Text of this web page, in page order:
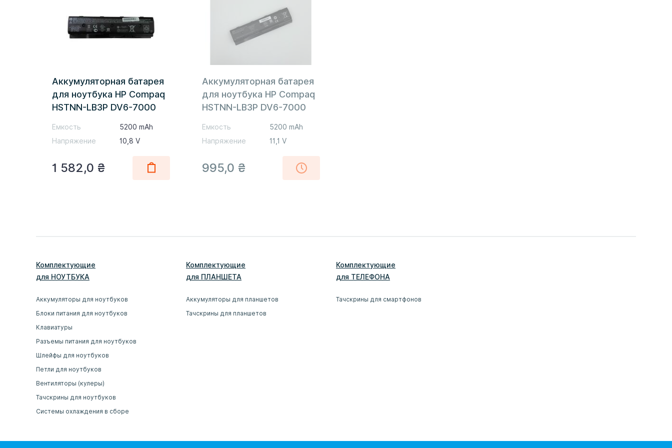
Аккумуляторная батарея
для ноутбука HP Compaq
HSTNN-LB3P DV6-7000
Емкость
5200 mAh
Напряжение
10,8 V
1 582,0 ₴
Аккумуляторная батарея
для ноутбука HP Compaq
HSTNN-LB3P DV6-7000
Емкость
5200 mAh
Напряжение
11,1 V
995,0 ₴
Комплектующие
для НОУТБУКА
Аккумуляторы для ноутбуков
Блоки питания для ноутбуков
Клавиатуры
Разъемы питания для ноутбуков
Шлейфы для ноутбуков
Петли для ноутбуков
Вентиляторы (кулеры)
Тачскрины для ноутбуков
Системы охлаждения в сборе
Комплектующие
для ПЛАНШЕТА
Аккумуляторы для планшетов
Тачскрины для планшетов
Комплектующие
для ТЕЛЕФОНА
Тачскрины для смартфонов